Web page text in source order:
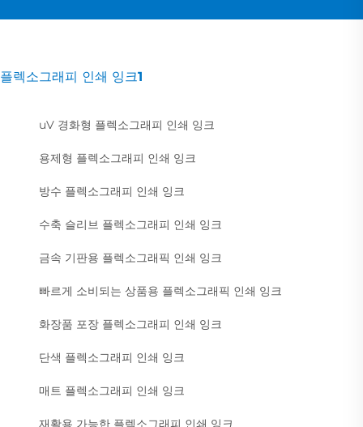
플렉소그래피 인쇄 잉크1
uV 경화형 플렉소그래피 인쇄 잉크
용제형 플렉소그래피 인쇄 잉크
방수 플렉소그래피 인쇄 잉크
수축 슬리브 플렉소그래피 인쇄 잉크
금속 기판용 플렉소그래픽 인쇄 잉크
빠르게 소비되는 상품용 플렉소그래픽 인쇄 잉크
화장품 포장 플렉소그래피 인쇄 잉크
단색 플렉소그래피 인쇄 잉크
매트 플렉소그래피 인쇄 잉크
재활용 가능한 플렉소그래피 인쇄 잉크